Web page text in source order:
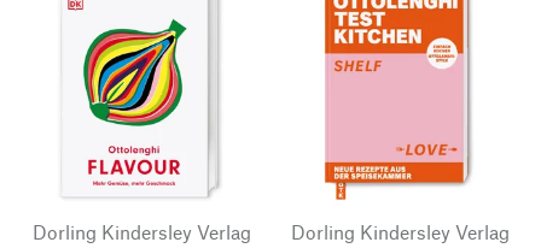
Dorling Kindersley Verlag
Dorling Kindersley Verlag